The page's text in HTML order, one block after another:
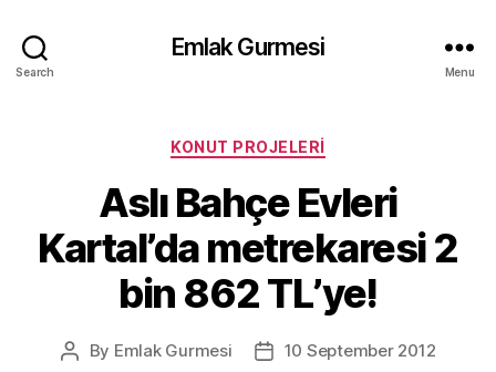
Search
Emlak Gurmesi
Menu
Categories
KONUT PROJELERI
Aslı Bahçe Evleri
Kartal’da metrekaresi 2
bin 862 TL’ye!
Post
By Emlak Gurmesi
Post10 September 2012